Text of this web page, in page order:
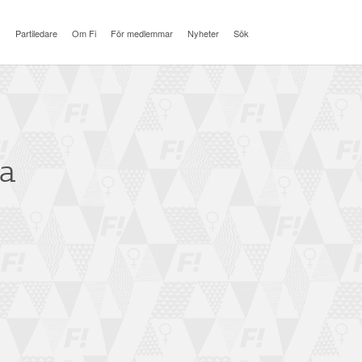
Partiledare Om Fi För medlemmar Nyheter Sök